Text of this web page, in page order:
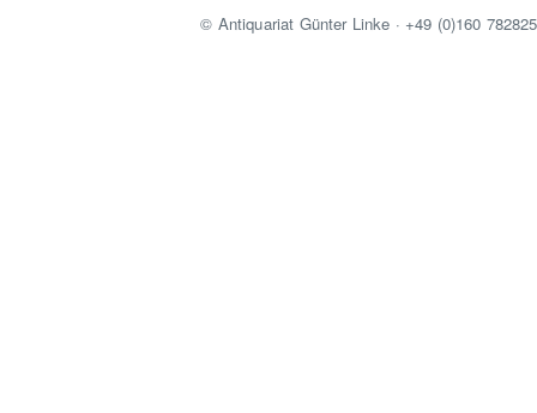
© Antiquariat Günter Linke · +49 (0)160